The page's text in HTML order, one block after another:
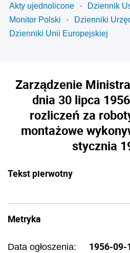
Akty ujednolicone
Dziennik
Monitor Polski
Dzienniki
Dzienniki Unii Europejskiej
Zarządzenie
dnia 30 lipca
rozliczeń za
montażowe
stycznia
Tekst pierwotny
Metryka
Data ogłoszenia: 1956-09-